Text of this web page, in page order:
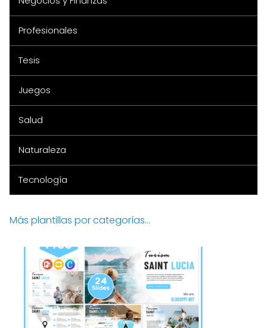
Profesionales
Tesis
Juegos
Salud
Naturaleza
Tecnología
Más plantillas por categorías...